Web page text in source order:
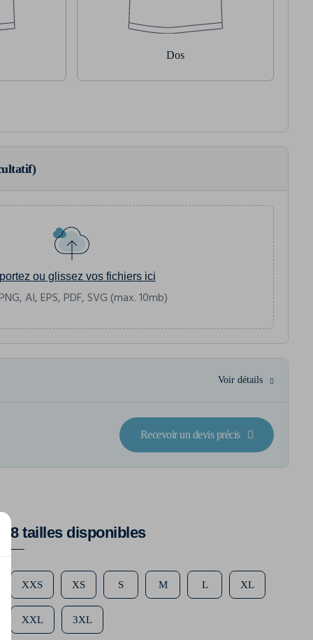
Dos
ou glissez vos fichiers ici
AI, EPS, PDF, SVG (max. 10mb)
Voir détails
Recevoir un devis précis
8 tailles disponibles
XXS XS S M L XL
XXL 3XL